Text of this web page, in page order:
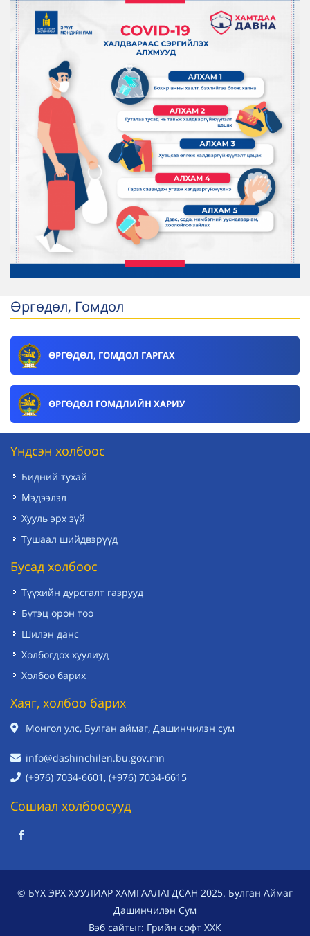
Өргөдөл, Гомдол
ӨРГӨДӨЛ, ГОМДОЛ ГАРГАХ
ӨРГӨДӨЛ ГОМДЛИЙН ХАРИУ
Үндсэн холбоос
Бидний тухай
Мэдээлэл
Хууль эрх зүй
Тушаал шийдвэрүүд
Бусад холбоос
Түүхийн дурсгалт газрууд
Бүтэц орон тоо
Шилэн данс
Холбогдох хуулиуд
Холбоо барих
Хаяг, холбоо барих
Монгол улс, Булган аймаг, Дашинчилэн сум
info@dashinchilen.bu.gov.mn
(+976) 7034-6601, (+976) 7034-6615
Сошиал холбоосууд
© БҮХ ЭРХ ХУУЛИАР ХАМГААЛАГДСАН 2025. Булган Аймаг
Дашинчилэн Сум
Вэб сайтыг: Грийн софт ХХК